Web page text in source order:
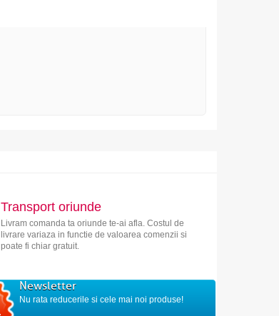
Transport oriunde
Livram comanda ta oriunde te-ai afla. Costul de
livrare variaza in functie de valoarea comenzii si
poate fi chiar gratuit.
Newsletter
Nu rata reducerile si cele mai noi produse!